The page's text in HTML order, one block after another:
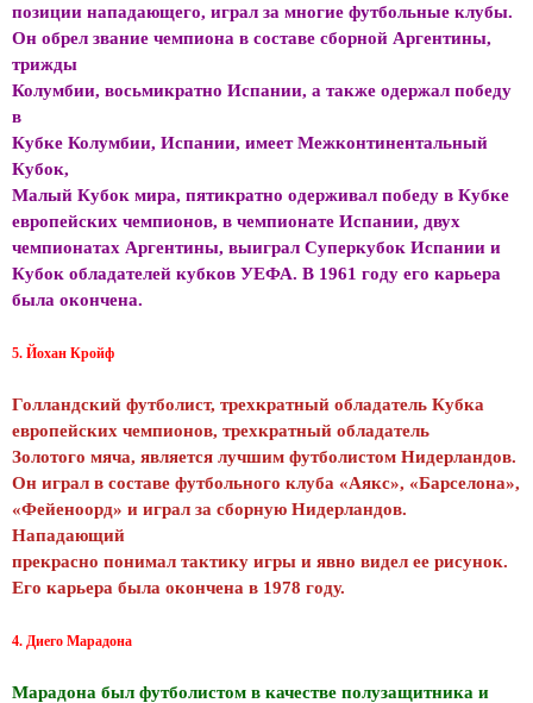
позиции нападающего, играл за многие футбольные клубы.
Он обрел звание чемпиона в составе сборной Аргентины,
трижды
Колумбии, восьмикратно Испании, а также одержал победу
в
Кубке Колумбии, Испании, имеет Межконтинентальный
Кубок,
Малый Кубок мира, пятикратно одерживал победу в Кубке
европейских чемпионов, в чемпионате Испании, двух
чемпионатах Аргентины, выиграл Суперкубок Испании и
Кубок обладателей кубков УЕФА. В 1961 году его карьера
была окончена.
5. Йохан Кройф
Голландский футболист, трехкратный обладатель Кубка
европейских чемпионов, трехкратный обладатель
Золотого мяча, является лучшим футболистом Нидерландов.
Он играл в составе футбольного клуба «Аякс», «Барселона»,
«Фейеноорд» и играл за сборную Нидерландов.
Нападающий
прекрасно понимал тактику игры и явно видел ее рисунок.
Его карьера была окончена в 1978 году.
4. Диего Марадона
Марадона был футболистом в качестве полузащитника и